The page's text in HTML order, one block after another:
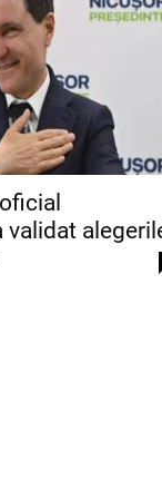
validat